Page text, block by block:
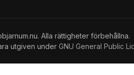
Alla rättigheter förbehållna.
utgiven under GNU General Public